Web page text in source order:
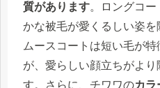
質があります。ロングコ
かな被毛が愛くるしい姿
ムースコートは短い毛が
が、愛らしい顔立ちがより
す。さらに、チワワのカラ